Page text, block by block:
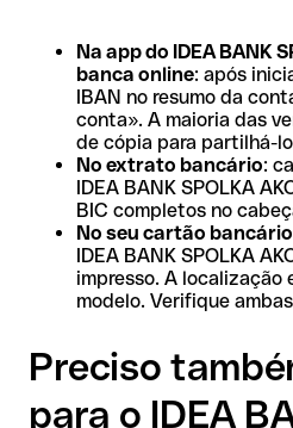
Na app do IDEA BANK
banca online: após
IBAN no resumo da
conta». A maioria das
de cópia para partilhá-
No extrato bancário:
IDEA BANK SPOLKA
BIC completos no
No seu cartão bancário
IDEA BANK SPOLKA
impresso. A localização
modelo. Verifique
Preciso
para o IDEA